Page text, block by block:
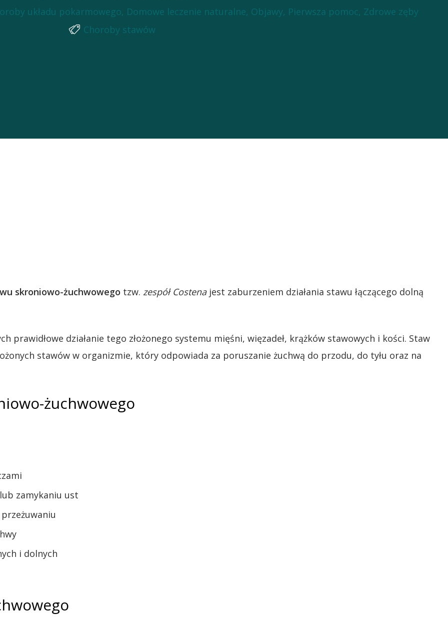
układu pokarmowego, Domowe leczenie naturalne, Objawy, Pierwsza pomoc, Zdrowe zęby
Choroby stawów
skroniowo-żuchwowego tzw. zespół Costenajest zaburzeniem działania stawu łączącego dolną
prawidłowe działanie tego złożonego systemu mięśni, więzadeł, krążków stawowych i kości. Staw
stawów w organizmie, który odpowiada za poruszanie żuchwą do przodu, do tyłu oraz na
żuchwowego
zamykaniu ust
i dolnych